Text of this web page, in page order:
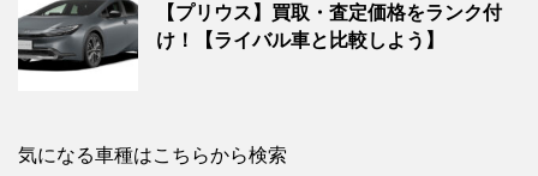
【プリウス】買取・査定価格をランク付
け！【ライバル車と比較しよう】
気になる車種はこちらから検索